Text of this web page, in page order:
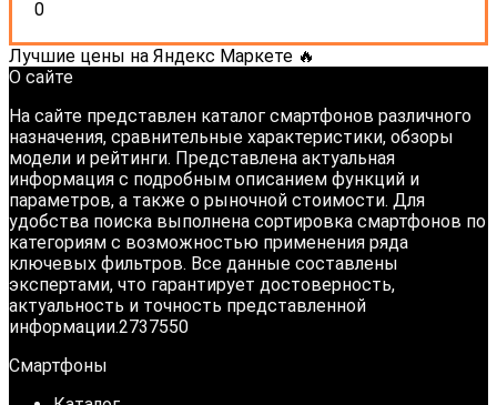
0
Лучшие цены на Яндекс Маркете 🔥
О сайте
На сайте представлен каталог смартфонов различного
назначения, сравнительные характеристики, обзоры
модели и рейтинги. Представлена актуальная
информация с подробным описанием функций и
параметров, а также о рыночной стоимости. Для
удобства поиска выполнена сортировка смартфонов по
категориям с возможностью применения ряда
ключевых фильтров. Все данные составлены
экспертами, что гарантирует достоверность,
актуальность и точность представленной
информации.2737550
Смартфоны